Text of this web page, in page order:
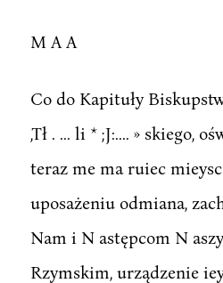
M A A
Co do Kapituły
,Tł . ... li * ;J:.... » skiego,
teraz me ma ruiec
uposażeniu odmiana,
Nam i N astępcom N
Rzymskim, urządzenie